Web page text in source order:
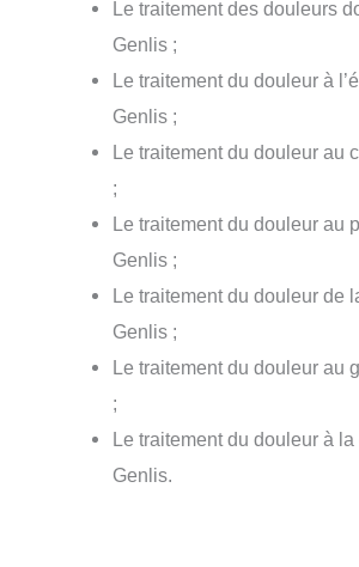
Le traitement des douleurs
Genlis ;
Le traitement du douleur à
Genlis ;
Le traitement du douleur au
;
Le traitement du douleur au
Genlis ;
Le traitement du douleur de
Genlis ;
Le traitement du douleur au
;
Le traitement du douleur à
Genlis.